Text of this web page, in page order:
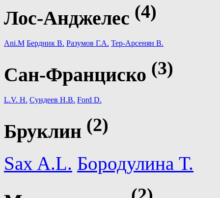
Лос-Анджелес (4)
Ani.M Бердник В. Разумов Г.А. Тер-Арсенян В.
Сан-Франциско (3)
L.V. H. Сундеев Н.В. Ford D.
Бруклин (2)
Sax A.L. Бородулина Т.